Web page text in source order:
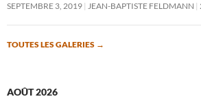
SEPTEMBRE 3, 2019 JEAN-BAPTISTE FELDMANN
TOUTES LES GALERIES →
AOÛT 2026